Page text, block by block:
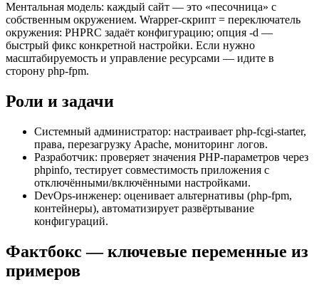
Ментальная модель: каждый сайт — это «песочница» с
собственным окружением. Wrapper-скрипт = переключатель
окружения: PHPRC задаёт конфигурацию; опция -d —
быстрый фикс конкретной настройки. Если нужно
масштабируемость и управление ресурсами — идите в
сторону php-fpm.
Роли и задачи
Системный администратор: настраивает php-fcgi-starter,
права, перезагрузку Apache, мониторинг логов.
Разработчик: проверяет значения PHP-параметров через
phpinfo, тестирует совместимость приложения с
отключёнными/включёнными настройками.
DevOps-инженер: оценивает альтернативы (php-fpm,
контейнеры), автоматизирует развёртывание
конфигураций.
Фактбокс — ключевые переменные из
примеров